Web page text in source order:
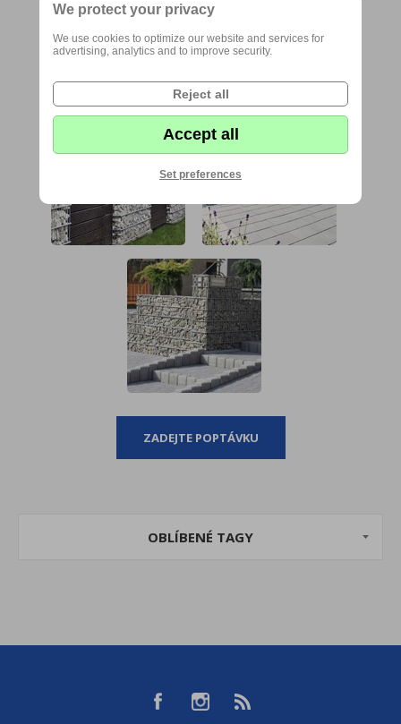
ZADEJTE POPTÁVKU
OBLÍBENÉ TAGY
We protect your privacy
We use cookies to optimize our website and services for
advertising, analytics and to improve security.
Reject all
Accept all
Set preferences